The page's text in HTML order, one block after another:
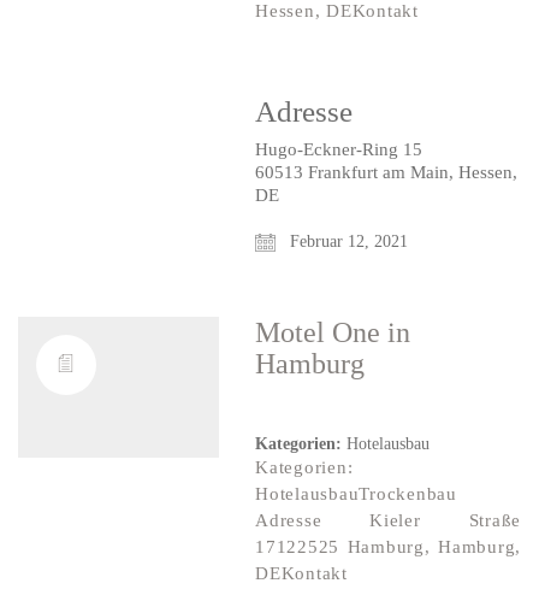
Hessen, DEKontakt
Adresse
Hugo-Eckner-Ring 15
60513 Frankfurt am Main, Hessen,
DE
Februar 12, 2021
Motel One in
Hamburg
Kategorien:Hotelausbau
Kategorien:
HotelausbauTrockenbau
Adresse Kieler Straße
17122525 Hamburg, Hamburg,
DEKontakt